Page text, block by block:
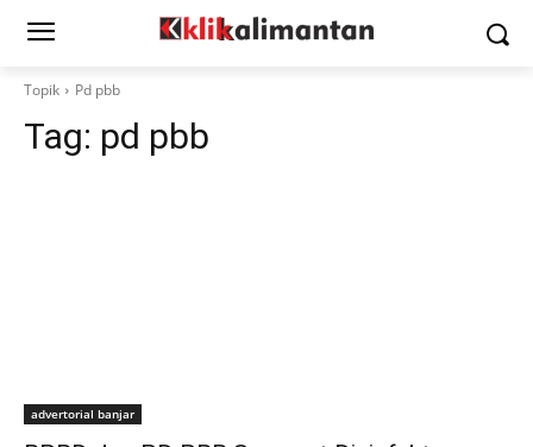
Topik Pd pbb
Tag: pd pbb
advertorial banjar